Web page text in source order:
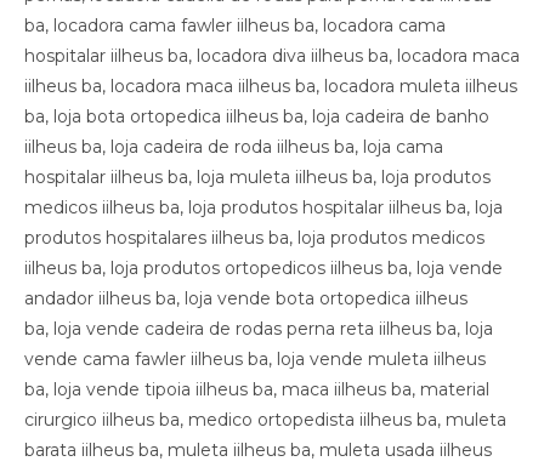
ba, locadora cama fawler iilheus ba, locadora cama
hospitalar iilheus ba, locadora diva iilheus ba, locadora maca
iilheus ba, locadora maca iilheus ba, locadora muleta iilheus
ba, loja bota ortopedica iilheus ba, loja cadeira de banho
iilheus ba, loja cadeira de roda iilheus ba, loja cama
hospitalar iilheus ba, loja muleta iilheus ba, loja produtos
medicos iilheus ba, loja produtos hospitalar iilheus ba, loja
produtos hospitalares iilheus ba, loja produtos medicos
iilheus ba, loja produtos ortopedicos iilheus ba, loja vende
andador iilheus ba, loja vende bota ortopedica iilheus
ba, loja vende cadeira de rodas perna reta iilheus ba, loja
vende cama fawler iilheus ba, loja vende muleta iilheus
ba, loja vende tipoia iilheus ba, maca iilheus ba, material
cirurgico iilheus ba, medico ortopedista iilheus ba, muleta
barata iilheus ba, muleta iilheus ba, muleta usada iilheus